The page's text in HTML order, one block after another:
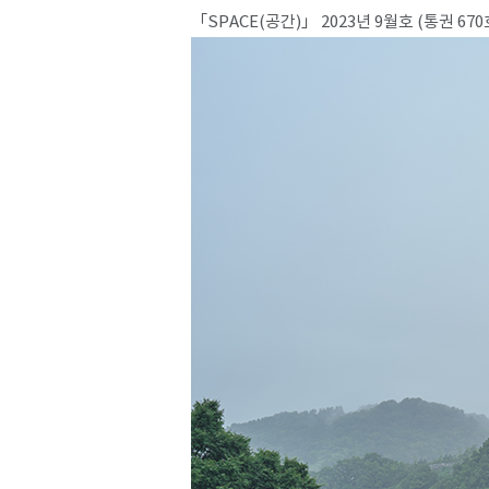
「SPACE(공간)」 2023년 9월호 (통권 670